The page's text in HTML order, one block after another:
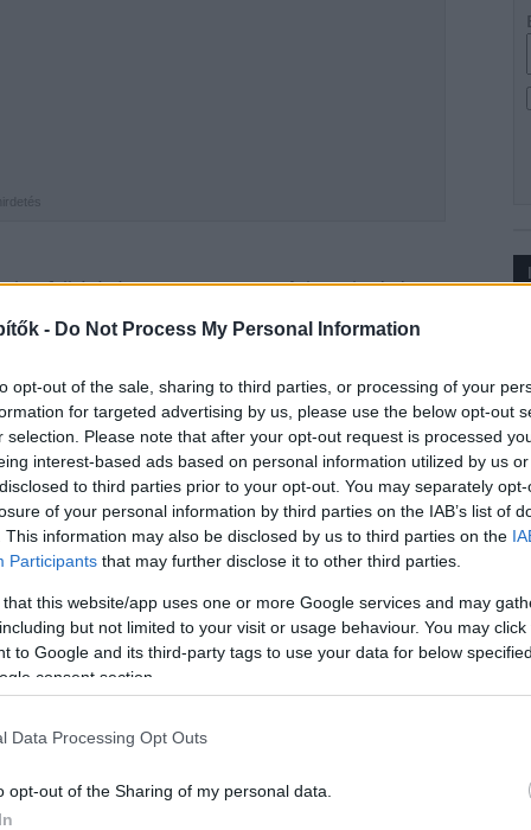
- Do Not Process My Personal Information
opt-out of the sale, sharing to third parties, or processing of your
for targeted advertising by us, please use the below opt-out
selection. Please note that after your opt-out request is processed
interest-based ads based on personal information utilized by us
to third parties prior to your opt-out. You may separately
of your personal information by third parties on the IAB’s list of
This information may also be disclosed by us to third parties on the
Participants that may further disclose it to other third parties.
that this website/app uses one or more Google services and may
but not limited to your visit or usage behaviour. You may
to Google and its third-party tags to use your data for below
consent section.
Data Processing Opt Outs
opt-out of the Sharing of my personal data.
felhívását azMTK Sportparkkivitelezésére –
. A létesítmény megtervezésére kiírt nyílt
augusztus 15-ig várják.
a fővárosi Kerepesi út 17.
is nyitottak lesznek
1888-ban alapított, harminckilenc
beruházás keretében sportparkot létesít, az
program részeként.
települések és a szűkebb
valamint az aktív családi